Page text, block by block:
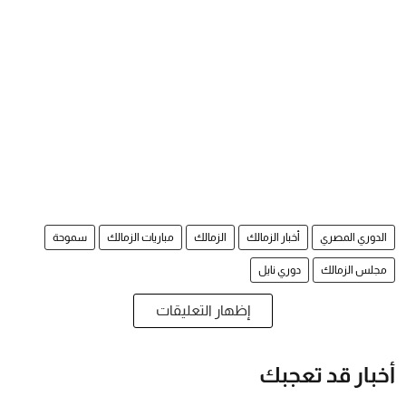
الدوري المصري أخبار الزمالك الزمالك مباريات الزمالك سموحة
مجلس الزمالك دوري نايل
إظهار التعليقات
أخبار قد تعجبك